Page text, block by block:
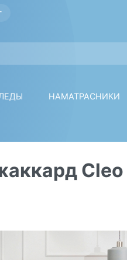
НАМАТРАСНИКИ